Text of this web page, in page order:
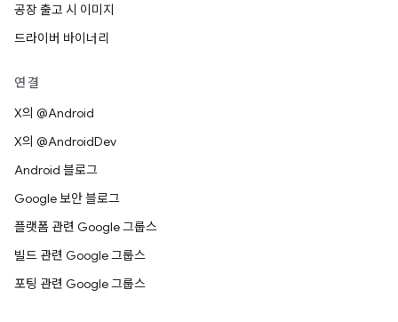
공장 출고 시 이미지
드라이버 바이너리
연결
X의 @Android
X의 @AndroidDev
Android 블로그
Google 보안 블로그
플랫폼 관련 Google 그룹스
빌드 관련 Google 그룹스
포팅 관련 Google 그룹스